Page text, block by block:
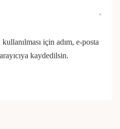
için adım, e-posta
kaydedilsin.